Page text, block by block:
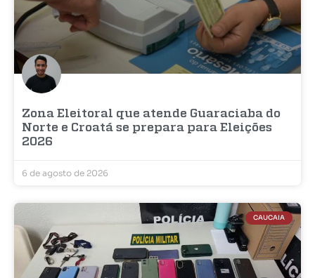
Zona Eleitoral que atende Guaraciaba do
Norte e Croatá se prepara para Eleições
2026
6 de agosto de 2026
CAUCAIA